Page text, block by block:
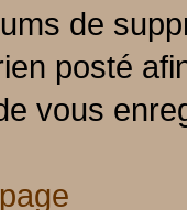
de
posté
vous